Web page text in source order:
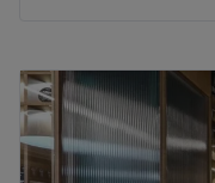
Τρίτη
Τετάρτη
Πέμπτη
Παρασκευή